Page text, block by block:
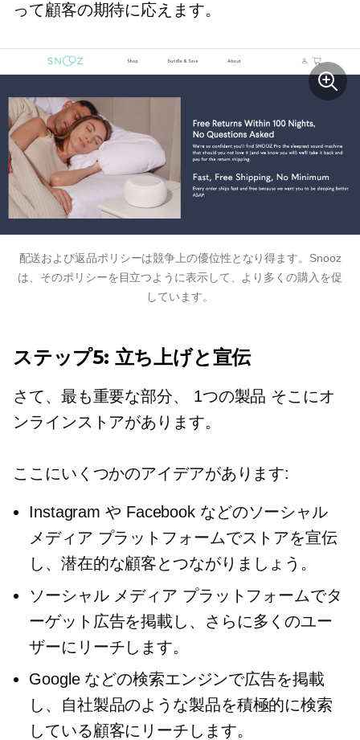
って顧客の期待に応えます。
配送および返品ポリシーは競争上の優位性となり得ます。Snooz
は、そのポリシーを目立つように表示して、より多くの購入を促
しています。
ステップ5: 立ち上げと宣伝
さて、最も重要な部分、 1つの製品 そこにオ
ンラインストアがあります。
ここにいくつかのアイデアがあります:
Instagram や Facebook などのソーシャル
メディア プラットフォームでストアを宣伝
し、潜在的な顧客とつながりましょう。
ソーシャル メディア プラットフォームでタ
ーゲット広告を掲載し、さらに多くのユー
ザーにリーチします。
Google などの検索エンジンで広告を掲載
し、自社製品のような製品を積極的に検索
している顧客にリーチします。